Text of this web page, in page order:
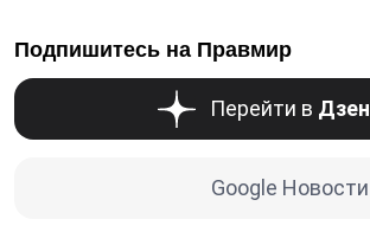
Подпишитесь на Правмир
Перейти в Дзен
Google Новости